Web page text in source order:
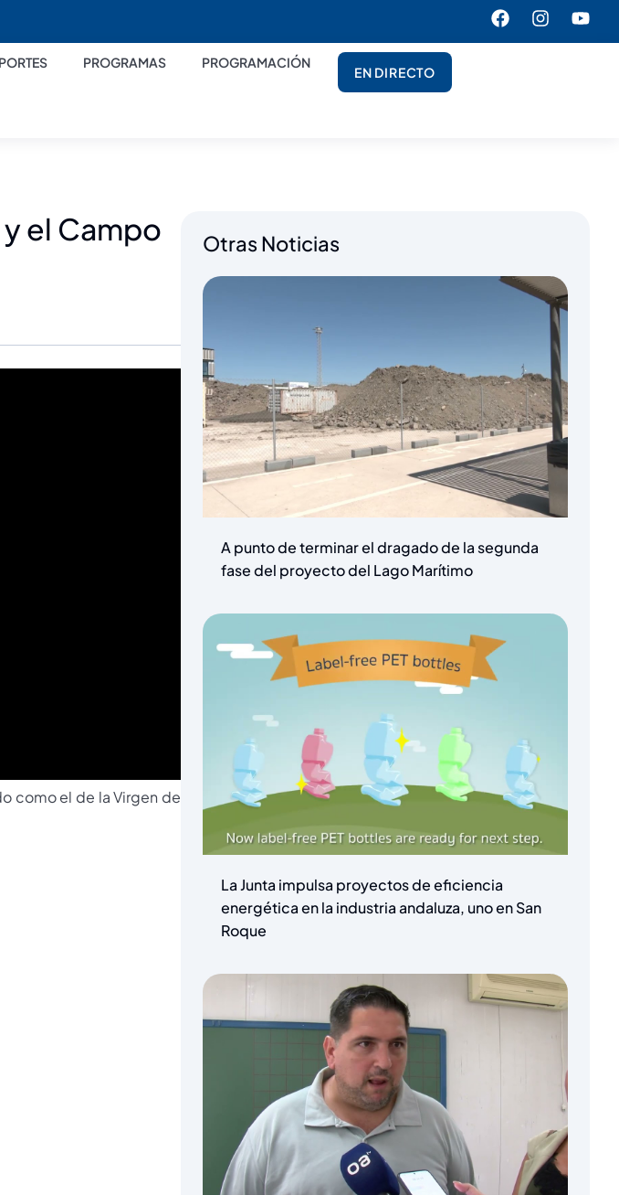
PROGRAMAS PROGRAMACIÓN
EN DIRECTO
el Campo
como el de la Virgen de
Otras Noticias
A punto de terminar el dragado de la segunda
fase del proyecto del Lago Marítimo
La Junta impulsa proyectos de eficiencia
energética en la industria andaluza, uno en San
Roque